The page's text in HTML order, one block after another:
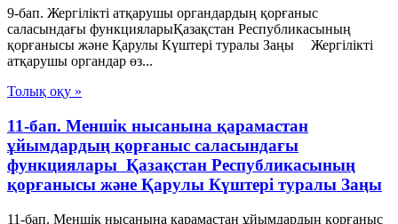
9-бап. Жергіліктi атқарушы органдардың қорғаныс
саласындағы функцияларыҚазақстан Республикасының
қорғанысы және Қарулы Күштері туралы Заңы Жергілiкті
атқарушы органдар өз...
Толық оқу »
11-бап. Меншiк нысанына қарамастан
ұйымдардың қорғаныс саласындағы
функциялары Қазақстан Республикасының
қорғанысы және Қарулы Күштері туралы Заңы
11-бап. Меншiк нысанына қарамастан ұйымдардың қорғаныс